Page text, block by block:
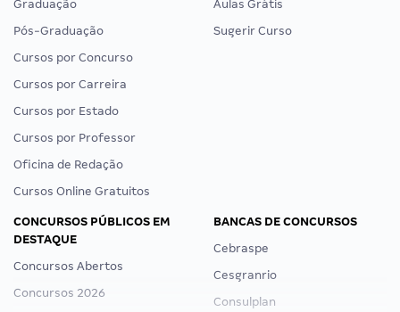
Graduação
Pós-Graduação
Cursos por Concurso
Cursos por Carreira
Cursos por Estado
Cursos por Professor
Oficina de Redação
Cursos Online Gratuitos
Aulas Grátis
Sugerir Curso
CONCURSOS PÚBLICOS EM
DESTAQUE
Concursos Abertos
Concursos 2026
BANCAS DE CONCURSOS
Cebraspe
Cesgranrio
Consulplan